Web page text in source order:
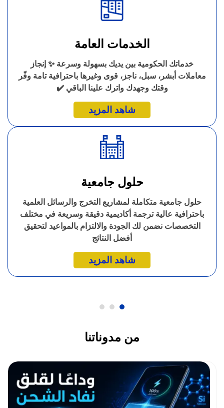
الخدمات العامة
خدماتك الحكومية بين يديك بسهولة وسرعة ✨ إنجاز
معاملات أبشر، سبل، ناجز، قوى وغيرها باحترافية تامة وفّر
وقتك وجهدك واترك علينا الباقي ✔️
شاهد المزيد
حلول جامعية
حلول جامعية متكاملة لمشاريع التخرج والرسائل العلمية
باحترافية عالية ترجمة أكاديمية دقيقة وسريعة في مختلف
التخصصات نضمن لك الجودة والالتزام بالمواعيد لتحقيق
أفضل النتائج
شاهد المزيد
من مدوناتنا